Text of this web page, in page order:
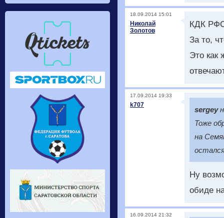
18.09.2014 15:01
Николай
Золотов
КДК РФС
За то,
Это как
17.09.2014 19:33
k707
sergey
Тоже
на
Ну
обиде
16.09.2014 21:32